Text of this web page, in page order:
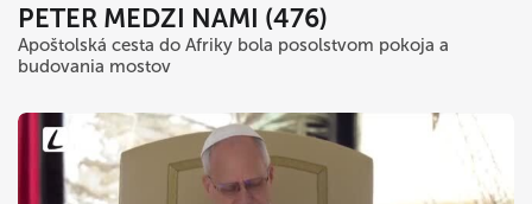
PETER MEDZI NAMI (476)
Apoštolská cesta do Afriky bola posolstvom pokoja a
budovania mostov